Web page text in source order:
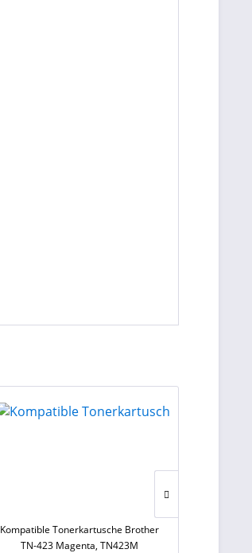
Kompatible Tonerkartusche Brother
TN-423 Magenta, TN423M